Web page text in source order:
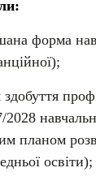
форма
2028
планом
освіти);